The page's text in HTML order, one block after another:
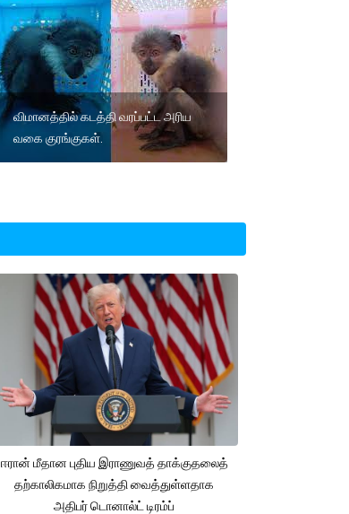
விமானத்தில் கடத்தி வரப்பட்ட அரிய
வகை குரங்குகள்.
ஈரான் மீதான புதிய இராணுவத் தாக்குதலைத்
தற்காலிகமாக நிறுத்தி வைத்துள்ளதாக
அதிபர் டொனால்ட் டிரம்ப்